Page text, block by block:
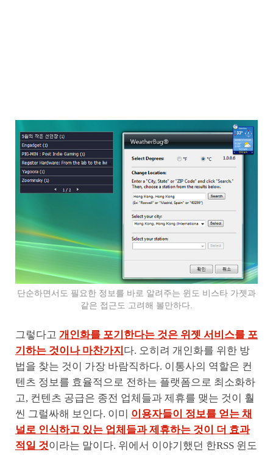
단순하면서도 필요한 정보를 바로 알려주는 윈도 비스타 가젯과
같은 접근도 고려해 볼만하다.
그렇다고 개인화를 포기한다는 것은 위젯 서비스를 포
기하는 것이나 마찬가지 다. 오히려 개인화를 위한 방
법을 찾는 것이 가장 바람직하다. 이통사의 역할은 컨
텐츠 정보를 효율적으로 전하는 플랫폼으로 최소화하
고, 컨텐츠 공급은 종전 업체들과 제휴를 맺는 것이 훨
씬 그럴싸해 보인다. 이미 이용자들이 정보를 얻는 채
널로 인식하고 있는 업체들과 제휴하는 것이 더 효과
적일 것이라는 말이다. 위에서 이야기했던 한RSS 윈도